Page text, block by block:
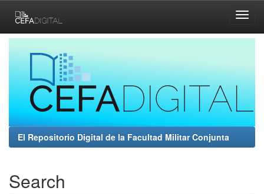
navigation
El Repositorio Digital de la Facultad Militar Conjunta
Search